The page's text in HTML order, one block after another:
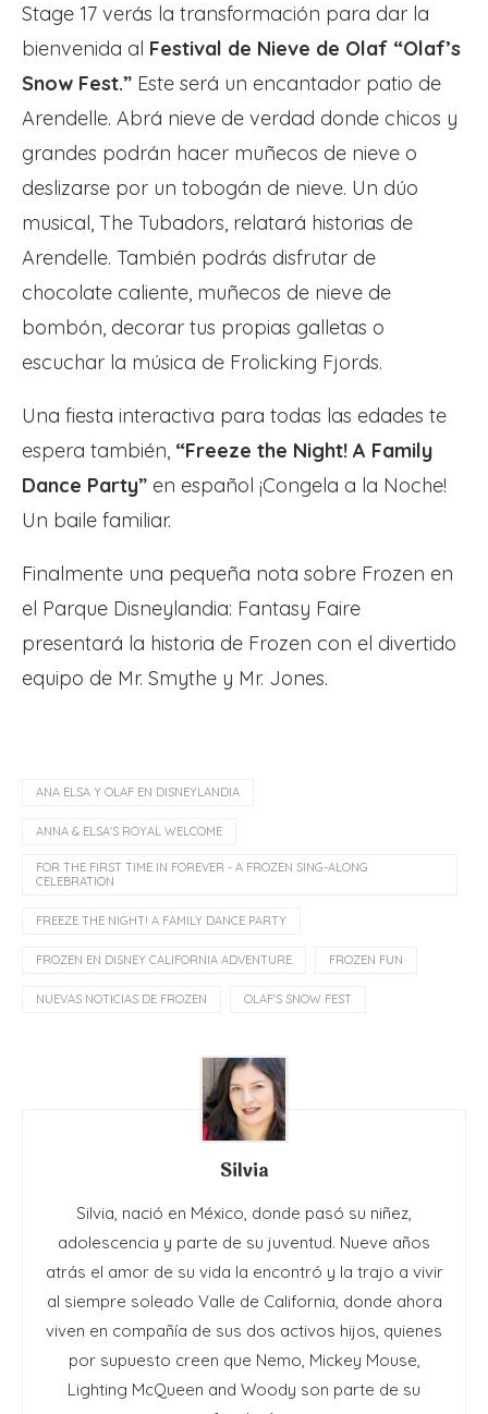
Stage 17 verás la transformación para dar la
bienvenida al Festival de Nieve de Olaf “Olaf’s
Snow Fest.” Este será un encantador patio de
Arendelle. Abrá nieve de verdad donde chicos y
grandes podrán hacer muñecos de nieve o
deslizarse por un tobogán de nieve. Un dúo
musical, The Tubadors, relatará historias de
Arendelle. También podrás disfrutar de
chocolate caliente, muñecos de nieve de
bombón, decorar tus propias galletas o
escuchar la música de Frolicking Fjords.
Una fiesta interactiva para todas las edades te
espera también, “Freeze the Night! A Family
Dance Party” en español ¡Congela a la Noche!
Un baile familiar.
Finalmente una pequeña nota sobre Frozen en
el Parque Disneylandia: Fantasy Faire
presentará la historia de Frozen con el divertido
equipo de Mr. Smythe y Mr. Jones.
ANA ELSA Y OLAF EN DISNEYLANDIA
ANNA & ELSA'S ROYAL WELCOME
FOR THE FIRST TIME IN FOREVER - A FROZEN SING-ALONG
CELEBRATION
FREEZE THE NIGHT! A FAMILY DANCE PARTY
FROZEN EN DISNEY CALIFORNIA ADVENTURE FROZEN FUN
NUEVAS NOTICIAS DE FROZEN OLAF'S SNOW FEST
Silvia
Silvia, nació en México, donde pasó su niñez,
adolescencia y parte de su juventud. Nueve años
atrás el amor de su vida la encontró y la trajo a vivir
al siempre soleado Valle de California, donde ahora
viven en compañía de sus dos activos hijos, quienes
por supuesto creen que Nemo, Mickey Mouse,
Lighting McQueen and Woody son parte de su